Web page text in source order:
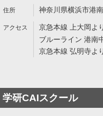
神奈川県横浜市港
京急本線 上大岡よ
ブルーライン 港南
京急本線 弘明寺よ
学研CAIスクール